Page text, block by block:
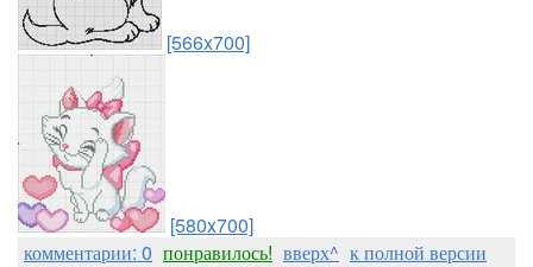
[566x700]
[580x700]
комментарии: 0 понравилось! вверх^ к полной версии